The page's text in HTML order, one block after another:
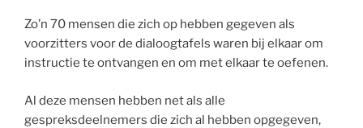
Zo’n 70 mensen die zich op hebben gegeven als
voorzitters voor de dialoogtafels waren bij elkaar om
instructie te ontvangen en om met elkaar te oefenen.
Al deze mensen hebben net als alle
gespreksdeelnemers die zich al hebben opgegeven,